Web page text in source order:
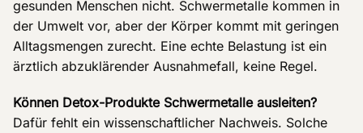
gesunden Menschen nicht. Schwermetalle kommen in
der Umwelt vor, aber der Körper kommt mit geringen
Alltagsmengen zurecht. Eine echte Belastung ist ein
ärztlich abzuklärender Ausnahmefall, keine Regel.
Können Detox-Produkte Schwermetalle ausleiten?
Dafür fehlt ein wissenschaftlicher Nachweis. Solche